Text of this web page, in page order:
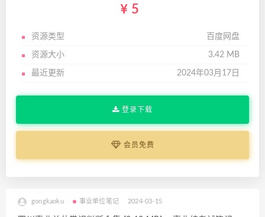
5
资源类型 百度网盘
资源大小 3.42 MB
最近更新 2024年03月17日
登录下载
会员免费
gongkaoku 事业单位笔记 2024-03-15